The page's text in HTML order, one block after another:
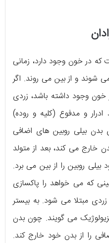
که در خون وجود دارد، زمانی
شوند و از بین می روند. اگر
خون وجود داشته باشد، زردی
و مدفوع (کلیه و روده)
بدن بیلی روبین های اضافی
خارج می کند، بعد از متولد
روبین را از بین می برد.
که می خواهد را پاکسازی
زردی مبتلا می شود. به بیستر
می گویند. چون بدن
را از بدن خود خارج کند.